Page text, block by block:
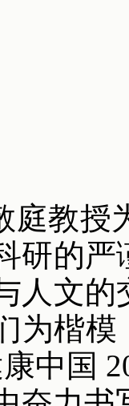
庭教授
研的
人文的
为楷模
康中国